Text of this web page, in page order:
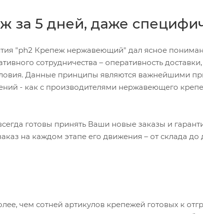
за 5 дней, даже
"ph2 Крепеж нержавеющий" дал ясное
сотрудничества – оперативность
Данные принципы являются важнейшими
- как с производителями нержавеющего
готовы принять Ваши новые заказы и
на каждом этапе его движения – от склада до
чем сотней артикулов крепежей готовых к